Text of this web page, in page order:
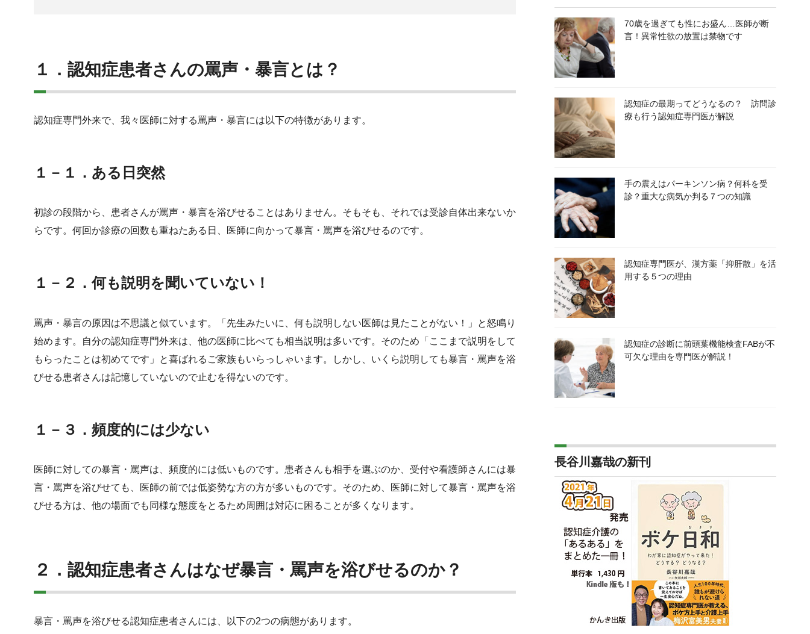
１．認知症患者さんの罵声・暴言とは？
認知症専門外来で、我々医師に対する罵声・暴言には以下の特徴があります。
１－１．ある日突然
初診の段階から、患者さんが罵声・暴言を浴びせることはありません。そもそも、それでは受診自体出来ないか
らです。何回か診療の回数も重ねたある日、医師に向かって暴言・罵声を浴びせるのです。
１－２．何も説明を聞いていない！
罵声・暴言の原因は不思議と似ています。「先生みたいに、何も説明しない医師は見たことがない！」と怒鳴り
始めます。自分の認知症専門外来は、他の医師に比べても相当説明は多いです。そのため「ここまで説明をして
もらったことは初めてです」と喜ばれるご家族もいらっしゃいます。しかし、いくら説明しても暴言・罵声を浴
びせる患者さんは記憶していないので止むを得ないのです。
１－３．頻度的には少ない
医師に対しての暴言・罵声は、頻度的には低いものです。患者さんも相手を選ぶのか、受付や看護師さんには暴
言・罵声を浴びせても、医師の前では低姿勢な方の方が多いものです。そのため、医師に対して暴言・罵声を浴
びせる方は、他の場面でも同様な態度をとるため周囲は対応に困ることが多くなります。
２．認知症患者さんはなぜ暴言・罵声を浴びせるのか？
暴言・罵声を浴びせる認知症患者さんには、以下の2つの病態があります。
70歳を過ぎても性にお盛ん…医師が断
言！異常性欲の放置は禁物です
認知症の最期ってどうなるの？ 訪問診
療も行う認知症専門医が解説
手の震えはパーキンソン病？何科を受
診？重大な病気か判る７つの知識
認知症専門医が、漢方薬「抑肝散」を活
用する５つの理由
認知症の診断に前頭葉機能検査FABが不
可欠な理由を専門医が解説！
長谷川嘉哉の新刊